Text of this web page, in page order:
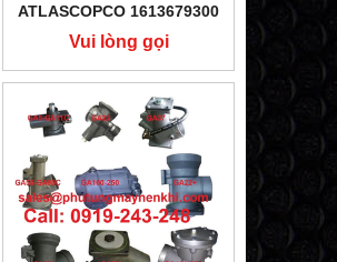
ATLASCOPCO 1613679300
Vui lòng gọi